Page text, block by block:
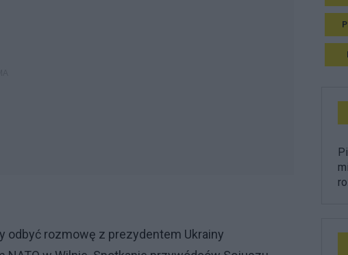
odbyć rozmowę z prezydentem Ukrainy